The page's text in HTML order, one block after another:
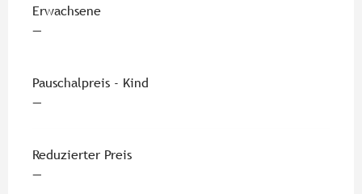
Preise 2026
Erwachsene
—
Pauschalpreis - Kind
—
Reduzierter Preis
—